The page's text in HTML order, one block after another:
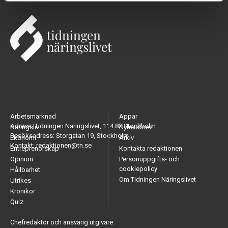
Adress: Tidningen Näringslivet, 114 82 Stockholm
Besöksadress: Storgatan 19, Stockholm
Kontakt: redaktionen@tn.se
Arbetsmarknad
Näringsliv
Ekonomi
Entreprenörskap
Opinion
Hållbarhet
Utrikes
Krönikor
Quiz
Appar
Nyhetsbrev
Arkiv
Kontakta redaktionen
Personuppgifts- och
cookiepolicy
Om Tidningen Näringslivet
Chefredaktör och ansvarig utgivare: